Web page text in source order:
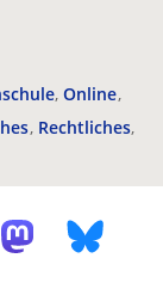
Online
Rechtliches